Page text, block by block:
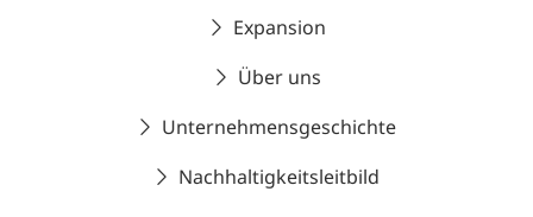
Expansion
Über uns
Unternehmensgeschichte
Nachhaltigkeitsleitbild